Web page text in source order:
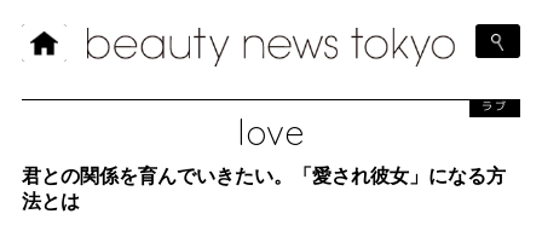
love
ラブ
君との関係を育んでいきたい。「愛され彼女」になる方
法とは